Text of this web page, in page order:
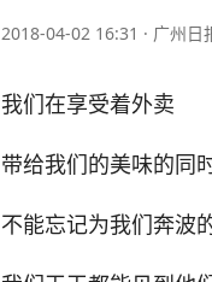
2018-04-02 16:31 · 广州日
我们在享受着外卖
带给我们的美味的同
不能忘记为我们奔波